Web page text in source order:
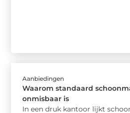
Aanbiedingen
Waarom standaard
onmisbaar is
In een druk kantoor lijkt